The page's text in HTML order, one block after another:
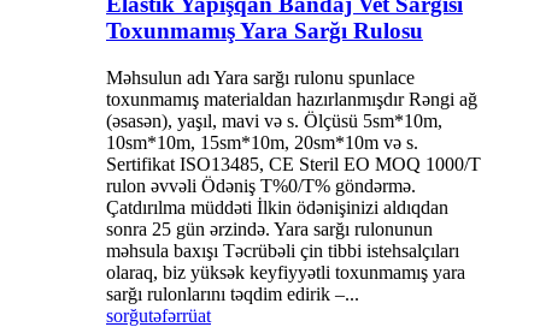
Toxunmamış Yara Sarğı Rulosu
Məhsulun adı Yara sarğı rulonu spunlace
toxunmamış materialdan hazırlanmışdır Rəngi ağ
(əsasən), yaşıl, mavi və s. Ölçüsü 5sm*10m,
10sm*10m, 15sm*10m, 20sm*10m və s.
Sertifikat ISO13485, CE Steril EO MOQ 1000/T
rulon əvvəli Ödəniş T%0/T% göndərmə.
Çatdırılma müddəti İlkin ödənişinizi aldıqdan
sonra 25 gün ərzində. Yara sarğı rulonunun
məhsula baxışı Təcrübəli çin tibbi istehsalçıları
olaraq, biz yüksək keyfiyyətli toxunmamış yara
sarğı rulonlarını təqdim edirik –...
sorğutəfərrüat